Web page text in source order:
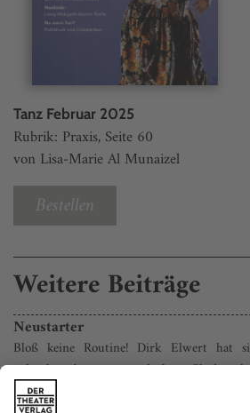
Tanz Februar 2025
Rubrik: Praxis, Seite 60
von Lisa-Marie Al Munaizel
Bestellen
Weitere Beiträge
Neustarter
Bloß keine Routine! Dirk Elwert hat
erfunden, bevor er auf dem
genommen hat. Natürlich kein